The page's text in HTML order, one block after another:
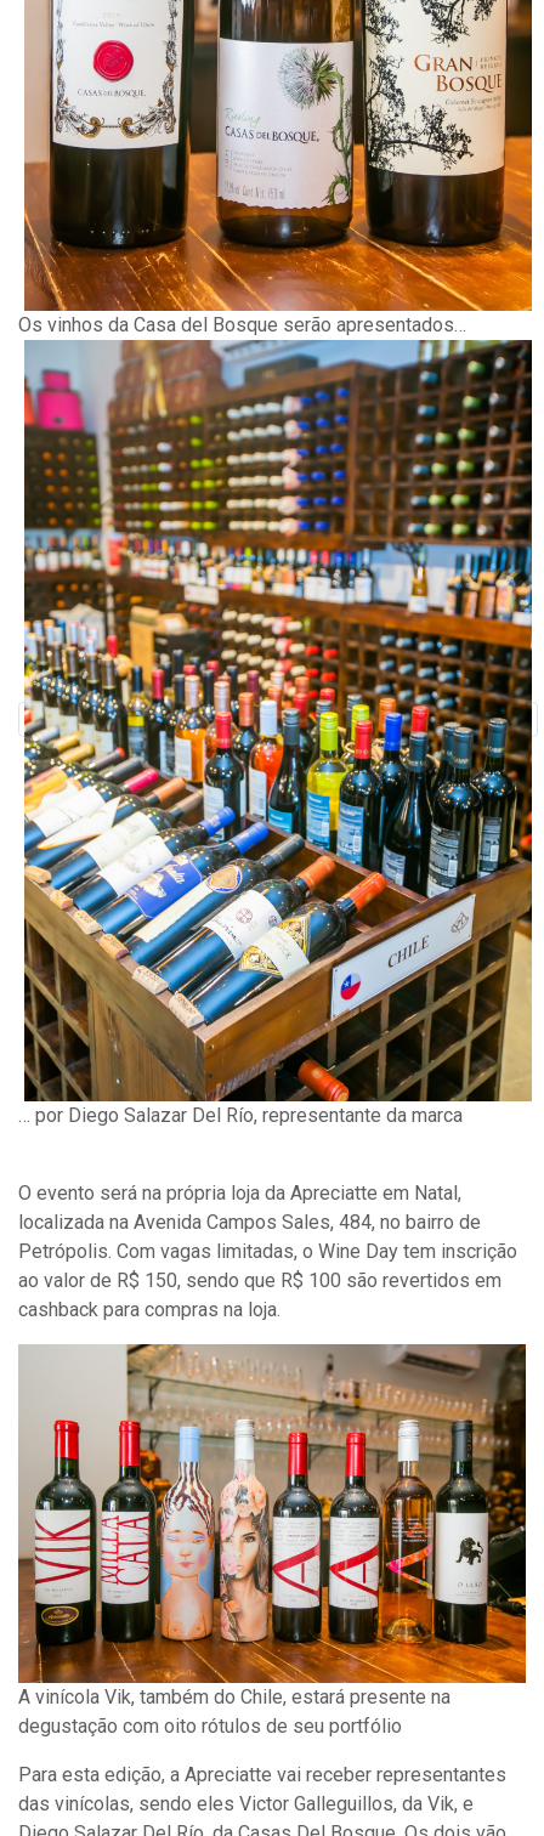
Os vinhos da Casa del Bosque serão apresentados…
… por Diego Salazar Del Río, representante da marca
O evento será na própria loja da Apreciatte em Natal,
localizada na Avenida Campos Sales, 484, no bairro de
Petrópolis. Com vagas limitadas, o Wine Day tem inscrição
ao valor de R$ 150, sendo que R$ 100 são revertidos em
cashback para compras na loja.
A vinícola Vik, também do Chile, estará presente na
degustação com oito rótulos de seu portfólio
Para esta edição, a Apreciatte vai receber representantes
das vinícolas, sendo eles Victor Galleguillos, da Vik, e